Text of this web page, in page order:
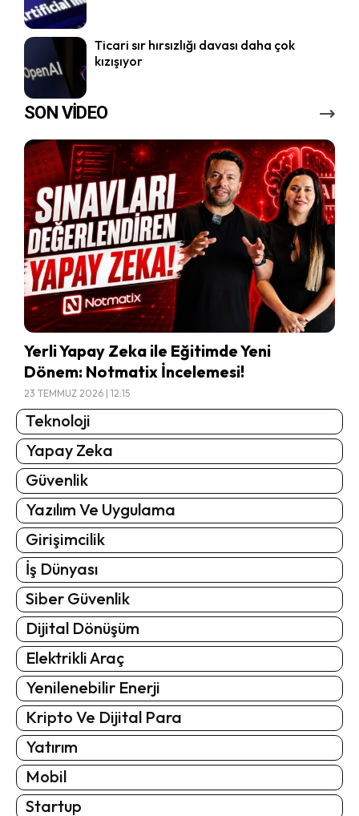
Ticari sır hırsızlığı davası daha çok
kızışıyor
SON VİDEO
Yerli Yapay Zeka ile Eğitimde Yeni
Dönem: Notmatix İncelemesi!
23 TEMMUZ 2026 | 12:15
Teknoloji
Yapay Zeka
Güvenlik
Yazılım Ve Uygulama
Girişimcilik
İş Dünyası
Siber Güvenlik
Dijital Dönüşüm
Elektrikli Araç
Yenilenebilir Enerji
Kripto Ve Dijital Para
Yatırım
Mobil
Startup